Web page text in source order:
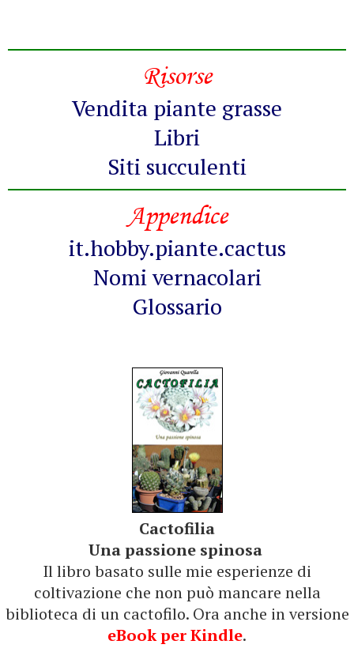
Risorse
Vendita piante grasse
Libri
Siti succulenti
Appendice
it.hobby.piante.cactus
Nomi vernacolari
Glossario
Cactofilia
Una passione spinosa
Il libro basato sulle mie esperienze di
coltivazione che non può mancare nella
biblioteca di un cactofilo. Ora anche in versione
eBook per Kindle.